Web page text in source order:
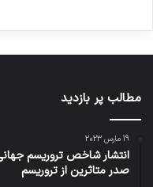
مطالب پر بازدید
19 مارس 2023
صدر متاثرین از تروریسم